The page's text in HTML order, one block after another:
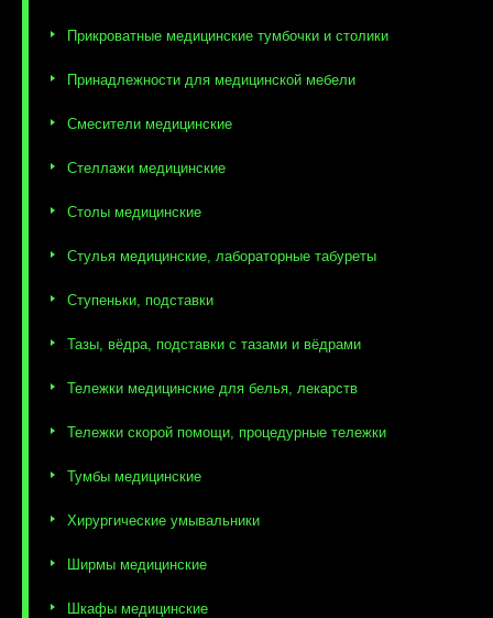
Прикроватные медицинские тумбочки и столики
Принадлежности для медицинской мебели
Смесители медицинские
Стеллажи медицинские
Столы медицинские
Стулья медицинские, лабораторные табуреты
Ступеньки, подставки
Тазы, вёдра, подставки с тазами и вёдрами
Тележки медицинские для белья, лекарств
Тележки скорой помощи, процедурные тележки
Тумбы медицинские
Хирургические умывальники
Ширмы медицинские
Шкафы медицинские